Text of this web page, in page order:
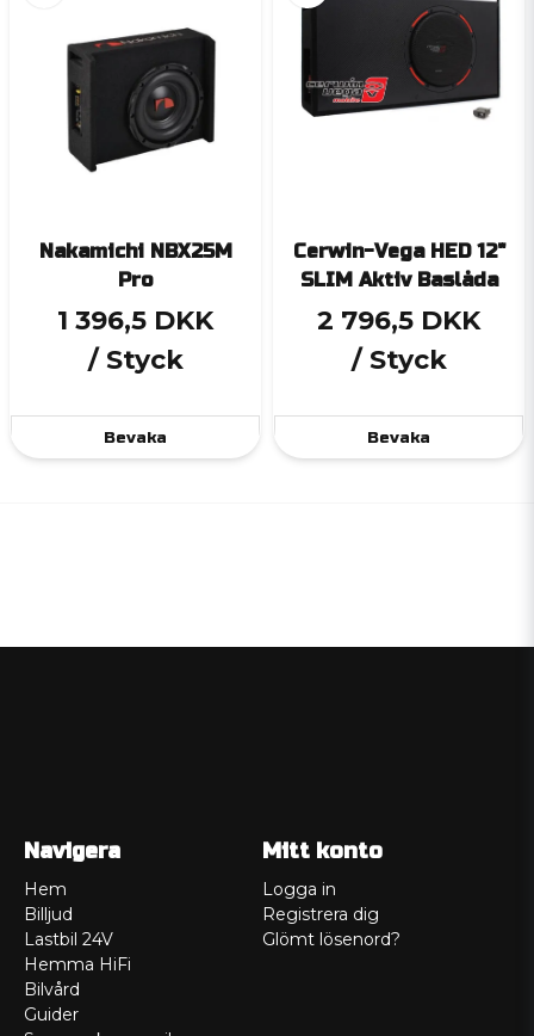
Nakamichi NBX25M
Pro
1 396,5 DKK
/ Styck
Bevaka
Cerwin-Vega HED 12"
SLIM Aktiv Baslåda
2 796,5 DKK
/ Styck
Bevaka
Navigera
Hem
Billjud
Lastbil 24V
Hemma HiFi
Bilvård
Guider
Mitt konto
Logga in
Registrera dig
Glömt lösenord?